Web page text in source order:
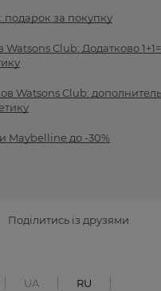
подарок за покупку
Watsons Club: Додатково
Watsons Club:
Maybelline до -30%
Поділитись із друзями
UA RU